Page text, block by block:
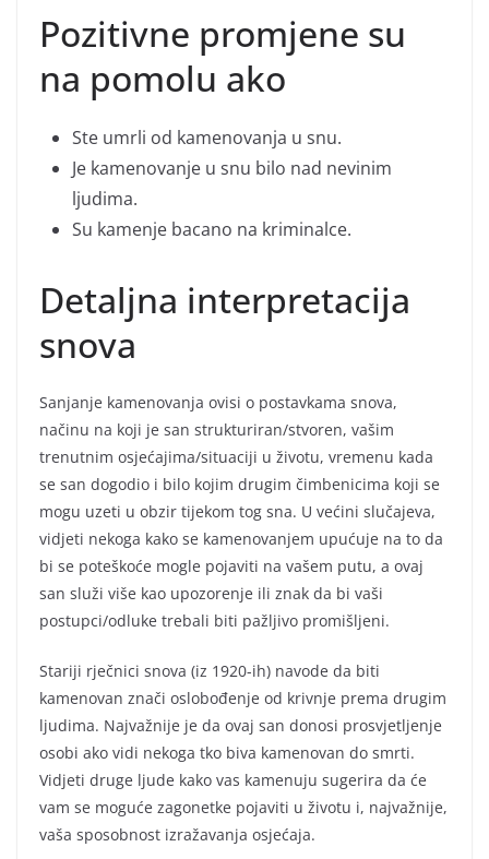
Pozitivne promjene su
na pomolu ako
Ste umrli od kamenovanja u snu.
Je kamenovanje u snu bilo nad nevinim
ljudima.
Su kamenje bacano na kriminalce.
Detaljna interpretacija
snova
Sanjanje kamenovanja ovisi o postavkama snova,
načinu na koji je san strukturiran/stvoren, vašim
trenutnim osjećajima/situaciji u životu, vremenu kada
se san dogodio i bilo kojim drugim čimbenicima koji se
mogu uzeti u obzir tijekom tog sna. U većini slučajeva,
vidjeti nekoga kako se kamenovanjem upućuje na to da
bi se poteškoće mogle pojaviti na vašem putu, a ovaj
san služi više kao upozorenje ili znak da bi vaši
postupci/odluke trebali biti pažljivo promišljeni.
Stariji rječnici snova (iz 1920-ih) navode da biti
kamenovan znači oslobođenje od krivnje prema drugim
ljudima. Najvažnije je da ovaj san donosi prosvjetljenje
osobi ako vidi nekoga tko biva kamenovan do smrti.
Vidjeti druge ljude kako vas kamenuju sugerira da će
vam se moguće zagonetke pojaviti u životu i, najvažnije,
vaša sposobnost izražavanja osjećaja.